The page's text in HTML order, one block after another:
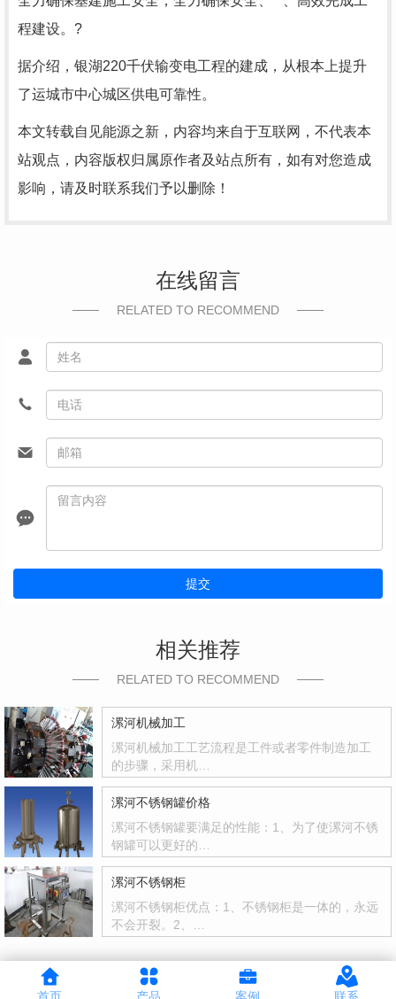
程建设。 ?
据介绍，银湖220千伏输变电工程的建成，从根本上提升
了运城市中心城区供电可靠性。
本文转载自见能源之新，内容均来自于互联网，不代表本
站观点，内容版权归属原作者及站点所有，如有对您造成
影响，请及时联系我们予以删除！
在线留言
RELATED TO RECOMMEND
提交
相关推荐
RELATED TO RECOMMEND
漯河机械加工
漯河机械加工工艺流程是工件或者零件制造加工
的步骤，采用机…
漯河不锈钢罐价格
漯河不锈钢罐要满足的性能：1、为了使漯河不锈
钢罐可以更好的…
漯河不锈钢柜
漯河不锈钢柜优点：1、不锈钢柜是一体的，永远
不会开裂。2、…